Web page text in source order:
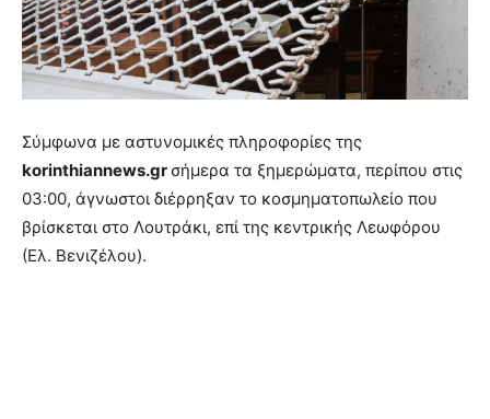
Σύμφωνα με αστυνομικές πληροφορίες της
korinthiannews.gr σήμερα τα ξημερώματα, περίπου στις
03:00, άγνωστοι διέρρηξαν το κοσμηματοπωλείο που
βρίσκεται στο Λουτράκι, επί της κεντρικής Λεωφόρου
(Ελ. Βενιζέλου).